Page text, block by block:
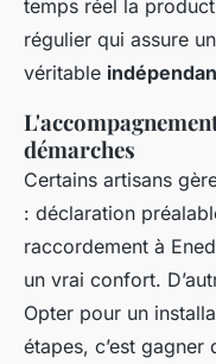
temps réel la
régulier qui assure
véritable
démarches
Certains artisans
: déclaration
raccordement à
un vrai confort.
Opter pour un
étapes, c’est gagner